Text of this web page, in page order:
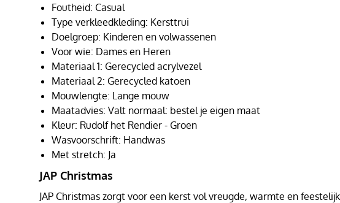
Foutheid: Casual
Type verkleedkleding: Kersttrui
Doelgroep: Kinderen en volwassenen
Voor wie: Dames en Heren
Materiaal 1: Gerecycled acrylvezel
Materiaal 2: Gerecycled katoen
Mouwlengte: Lange mouw
Maatadvies: Valt normaal: bestel je eigen maat
Kleur: Rudolf het Rendier - Groen
Wasvoorschrift: Handwas
Met stretch: Ja
JAP Christmas
JAP Christmas zorgt voor een kerst vol vreugde, warmte en